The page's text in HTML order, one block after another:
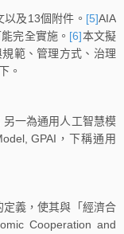
及13個附件。 [5]AIA
完全實施。 [6]本文擬
範、管理方式、治理
。
一為通用人工智慧模
GPAI，下稱通用
義，使其與「經濟合
Cooperation and